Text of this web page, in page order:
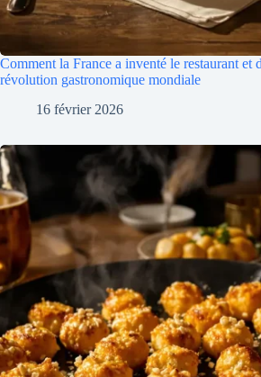
Comment la France a inventé le restaurant et
révolution gastronomique mondiale
16 février 2026